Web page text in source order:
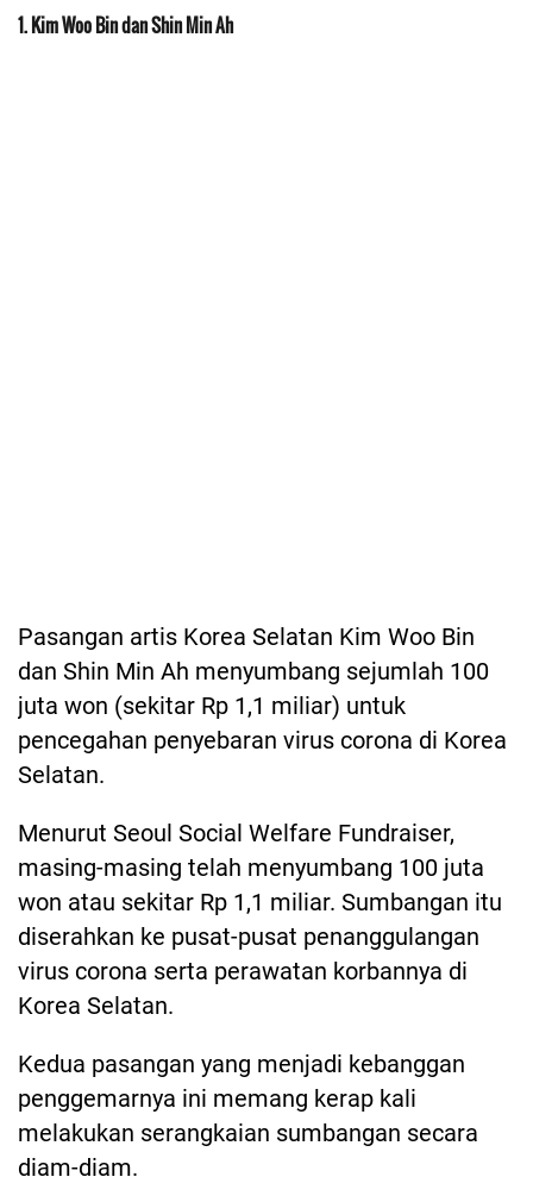
1. Kim Woo Bin dan Shin Min Ah
Pasangan artis Korea Selatan Kim Woo Bin
dan Shin Min Ah menyumbang sejumlah 100
juta won (sekitar Rp 1,1 miliar) untuk
pencegahan penyebaran virus corona di Korea
Selatan.
Menurut Seoul Social Welfare Fundraiser,
masing-masing telah menyumbang 100 juta
won atau sekitar Rp 1,1 miliar. Sumbangan itu
diserahkan ke pusat-pusat penanggulangan
virus corona serta perawatan korbannya di
Korea Selatan.
Kedua pasangan yang menjadi kebanggan
penggemarnya ini memang kerap kali
melakukan serangkaian sumbangan secara
diam-diam.